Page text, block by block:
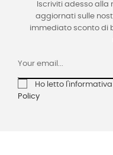
Iscriviti adesso alla
aggiornati sulle
immediato sconto di
Ho letto
Policy